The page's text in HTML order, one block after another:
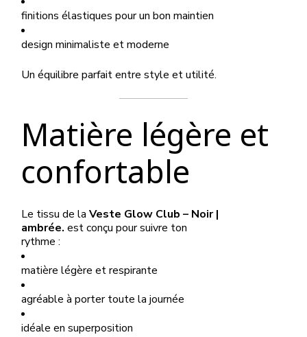
finitions élastiques pour un bon maintien
design minimaliste et moderne
Un équilibre parfait entre style et utilité.
Matière légère et
confortable
Le tissu de laVeste Glow Club – Noir |
ambrée. est conçu pour suivre ton
rythme :
matière légère et respirante
agréable à porter toute la journée
idéale en superposition